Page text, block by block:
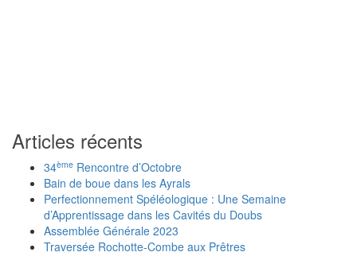
Articles récents
34ème Rencontre d’Octobre
Bain de boue dans les Ayrals
Perfectionnement Spéléologique : Une Semaine
d’Apprentissage dans les Cavités du Doubs
Assemblée Générale 2023
Traversée Rochotte-Combe aux Prêtres